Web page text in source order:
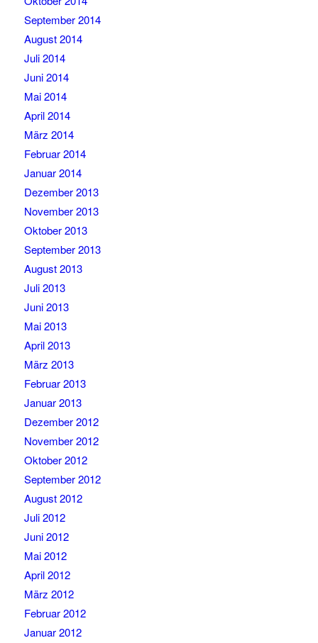
September 2014
August 2014
Juli 2014
Juni 2014
Mai 2014
April 2014
März 2014
Februar 2014
Januar 2014
Dezember 2013
November 2013
Oktober 2013
September 2013
August 2013
Juli 2013
Juni 2013
Mai 2013
April 2013
März 2013
Februar 2013
Januar 2013
Dezember 2012
November 2012
Oktober 2012
September 2012
August 2012
Juli 2012
Juni 2012
Mai 2012
April 2012
März 2012
Februar 2012
Januar 2012